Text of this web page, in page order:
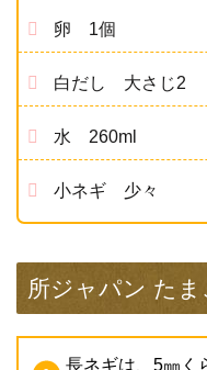
卵 1個
白だし 大さじ2
水 260ml
小ネギ 少々
所ジャパン た
長ネギは、5㎜く